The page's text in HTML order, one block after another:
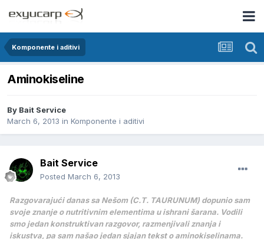
Komponente i aditivi
Aminokiseline
By Bait Service
March 6, 2013 in Komponente i aditivi
Bait Service
Posted March 6, 2013
Razgovarajući danas sa Nešom (C.T. TAURUNUM) dopunio sam
svoje znanje o nutritivnim elementima u ishrani šarana. Vodili
smo jedan konstruktivan razgovor, razmenjivali znanja i
iskustva, pa sam našao jedan sjajan tekst o aminokiselinama.